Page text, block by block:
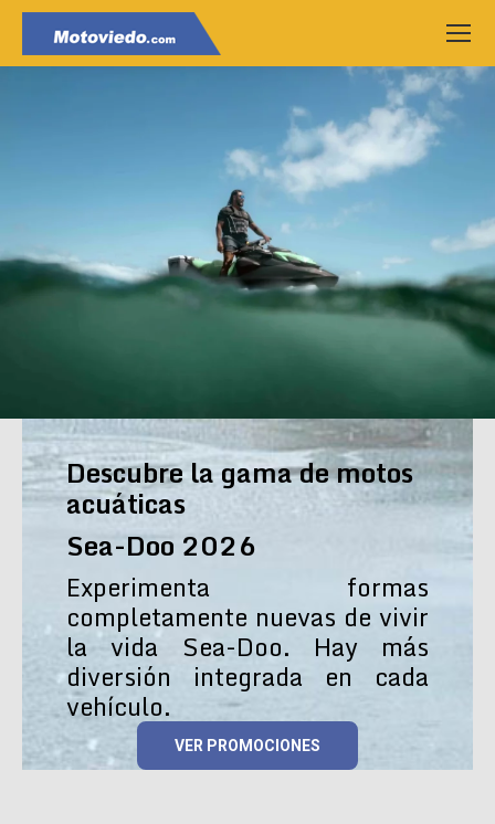
Descubre la gama de motos
acuáticas
Sea-Doo 2026
Experimenta formas
completamente nuevas de vivir
la vida Sea-Doo. Hay más
diversión integrada en cada
vehículo.
VER PROMOCIONES